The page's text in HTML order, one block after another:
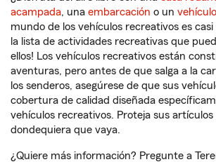
acampada, una embarcación o un
mundo de los vehículos recreativos es
la lista de actividades recreativas que
ellos! Los vehículos recreativos están
aventuras, pero antes de que salga a la
los senderos, asegúrese de que sus
cobertura de calidad diseñada
vehículos recreativos. Proteja sus
dondequiera que vaya.
¿Quiere más información? Pregunte a